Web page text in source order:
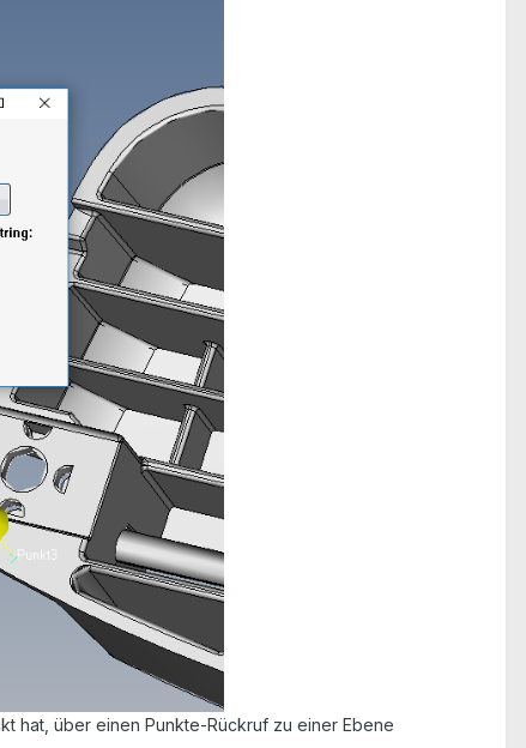
hat, über einen Punkte-Rückruf zu einer Ebene